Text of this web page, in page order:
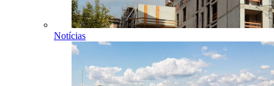
Notícias